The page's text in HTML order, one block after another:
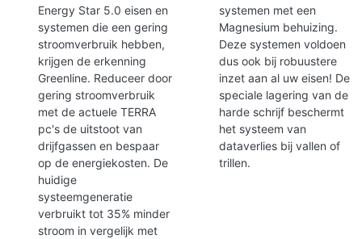
Energy Star 5.0 eisen en
systemen die een gering
stroomverbruik hebben,
krijgen de erkenning
Greenline. Reduceer door
gering stroomverbruik
met de actuele TERRA
pc's de uitstoot van
drijfgassen en bespaar
op de energiekosten. De
huidige
systeemgeneratie
verbruikt tot 35% minder
stroom in vergelijk met
systemen met een
Magnesium behuizing.
Deze systemen voldoen
dus ook bij robuustere
inzet aan al uw eisen! De
speciale lagering van de
harde schrijf beschermt
het systeem van
dataverlies bij vallen of
trillen.